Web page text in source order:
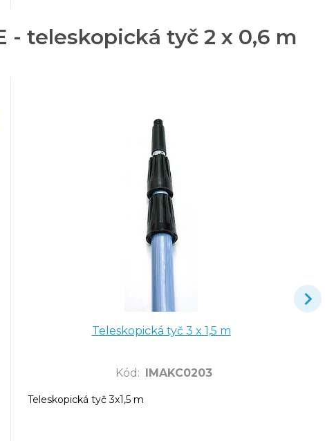
- teleskopická tyč 2 x 0,6 m
Teleskopická tyč 3 x 1,5 m
Kód : IMAKC0203
Teleskopická tyč 3x1,5 m